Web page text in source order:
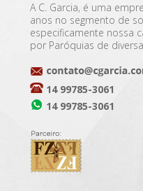
A C. Garcia, é uma
anos no segmento de
especificamente nossa
por Paróquias de
14 99785-3061
14 99785-3061